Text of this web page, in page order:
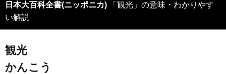
日本大百科全書(ニッポニカ)
い解説
観光
かんこう